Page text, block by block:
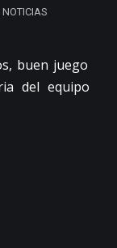
NOTICIAS
buen juego
del equipo